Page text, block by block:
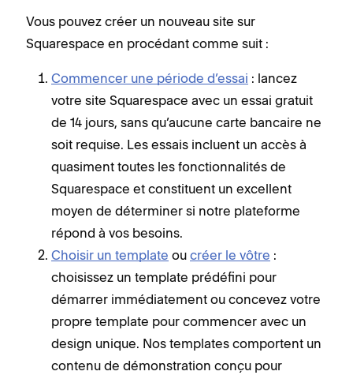
Vous pouvez créer un nouveau site sur
Squarespace en procédant comme suit :
Commencer une période d’essai : lancez
votre site Squarespace avec un essai gratuit
de 14 jours, sans qu’aucune carte bancaire ne
soit requise. Les essais incluent un accès à
quasiment toutes les fonctionnalités de
Squarespace et constituent un excellent
moyen de déterminer si notre plateforme
répond à vos besoins.
Choisir un template ou créer le vôtre :
choisissez un template prédéfini pour
démarrer immédiatement ou concevez votre
propre template pour commencer avec un
design unique. Nos templates comportent un
contenu de démonstration conçu pour